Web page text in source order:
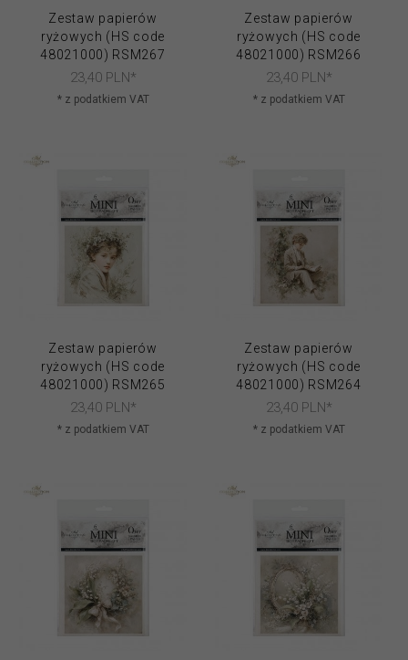
Zestaw papierów
ryżowych (HS code
48021000) RSM267
23,40 PLN*
* z podatkiem VAT
Zestaw papierów
ryżowych (HS code
48021000) RSM266
23,40 PLN*
* z podatkiem VAT
Zestaw papierów
ryżowych (HS code
48021000) RSM265
23,40 PLN*
* z podatkiem VAT
Zestaw papierów
ryżowych (HS code
48021000) RSM264
23,40 PLN*
* z podatkiem VAT